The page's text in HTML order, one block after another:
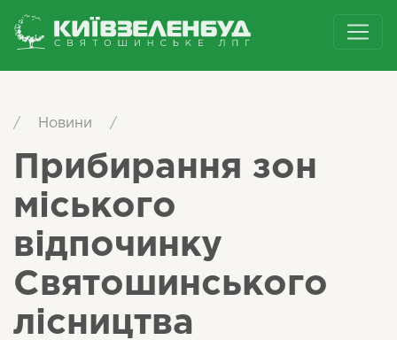
/ Новини /
Прибирання зон
міського
відпочинку
Святошинського
лісництва